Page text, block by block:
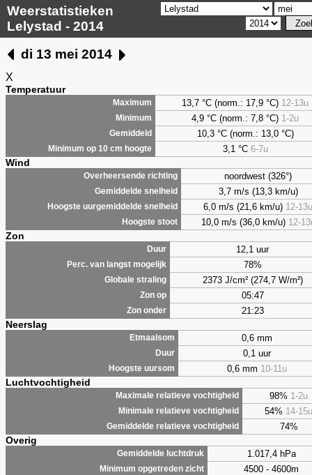
Weerstatistieken
Lelystad - 2014
di 13 mei 2014
X
Temperatuur
Maximum 13,7 °C (norm.: 17,9 °C) 12-13u
Minimum 4,9 °C (norm.: 7,8 °C) 1-2u
Gemiddeld 10,3 °C (norm.: 13,0 °C)
Minimum op 10 cm hoogte 3,1 °C 6-7u
Wind
Overheersende richting noordwest (326°)
Gemiddelde snelheid 3,7 m/s (13,3 km/u)
Hoogste uurgemiddelde snelheid 6,0 m/s (21,6 km/u) 12-13u
Hoogste stoot 10,0 m/s (36,0 km/u) 12-
Zon
Duur 12,1 uur
Perc. van langst mogelijk 78%
Globale straling 2373 J/cm² (274,7 W/m²)
Zon op 05:47
Zon onder 21:23
Neerslag
Etmaalsom 0,6 mm
Duur 0,1 uur
Hoogste uursom 0,6 mm 10-11u
Luchtvochtigheid
Maximale relatieve vochtigheid 98% 1-2u
Minimale relatieve vochtigheid 54% 14-15u
Gemiddelde relatieve vochtigheid 74%
Overig
Gemiddelde luchtdruk 1.017,4 hPa
Minimum opgetreden zicht 4500 - 4600m